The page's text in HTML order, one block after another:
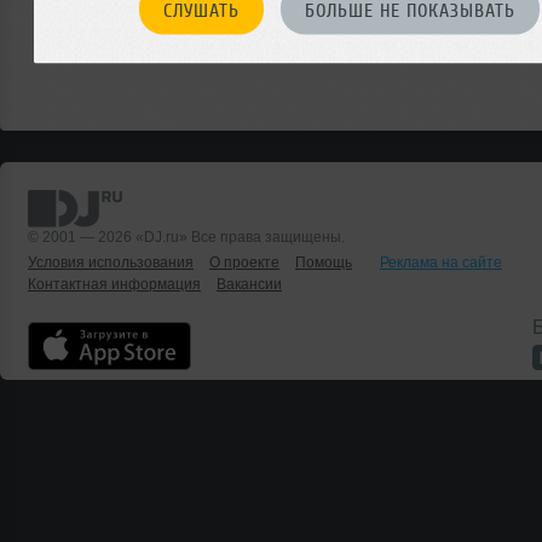
СЛУШАТЬ БОЛЬШЕ НЕ ПОКАЗЫВАТЬ
© 2001 — 2026 «DJ.ru» Все права защищены.
Условия использования
О проекте Помощь
Реклама на сайте
Контактная информация
Вакансии